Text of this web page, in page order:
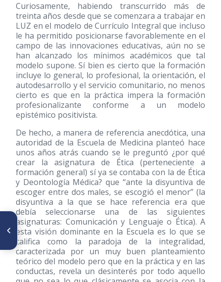
Curiosamente, habiendo transcurrido más de
treinta años desde que se comenzara a trabajar en
LUZ en el modelo de Currículo Integral que incluso
le ha permitido posicionarse favorablemente en el
campo de las innovaciones educativas, aún no se
han alcanzado los mínimos académicos que tal
modelo supone. Sí bien es cierto que la formación
incluye lo general, lo profesional, la orientación, el
autodesarrollo y el servicio comunitario, no menos
cierto es que en la práctica impera la formación
profesionalizante conforme a un modelo
epistémico positivista.
De hecho, a manera de referencia anecdótica, una
autoridad de la Escuela de Medicina planteó hace
unos años atrás cuando se le preguntó ¿por qué
crear la asignatura de Ética (perteneciente a
formación general) sí ya se contaba con la de Ética
y Deontología Médica? que “ante la disyuntiva de
escoger entre dos males, se escogió el menor” (la
disyuntiva a la que se hace referencia era que
debía seleccionarse una de las siguientes
asignaturas: Comunicación y Lenguaje o Ética). A
esta visión dominante en la Escuela es lo que se
califica como la paradoja de la integralidad,
caracterizada por un muy buen planteamiento
teórico del modelo pero que en la práctica y en las
conductas, revela un desinterés por todo aquello
ARTÍCULO ANTERIOR
Lisandro Alvarado.
Actualización de su obra en el
siglo XXI